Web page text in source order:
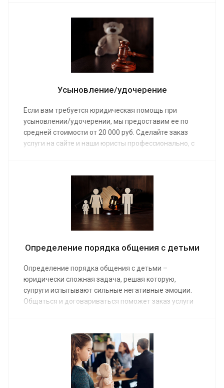
которые проведут консультацию, оформят
документы и рассчитают максимальную сумму
Усыновление/удочерение
Если вам требуется юридическая помощь при
усыновлении/удочерении, мы предоставим ее по
средней стоимости от 20 000 руб. Сделайте заказ
услуги на сайте и наши юристы профессионально, с
решение об отказе и ускорят процедуру
усыновления, обратившись от вашего имени в суд.
Определение порядка общения с детьми
Определение порядка общения с детьми –
юридически сложная задача, решая которую,
супруги испытывают сильные негативные эмоции.
Общаться и договариваться поможет заказ услуги
касающихся графика общения детей с отдельно
живущим родителем. Средняя стоимость услуги от